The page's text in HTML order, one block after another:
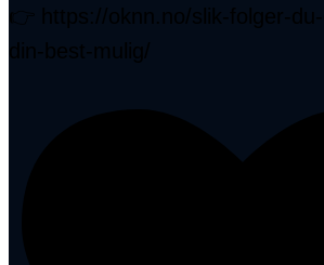
👉 https://oknn.no/slik-folger-
din-best-mulig/